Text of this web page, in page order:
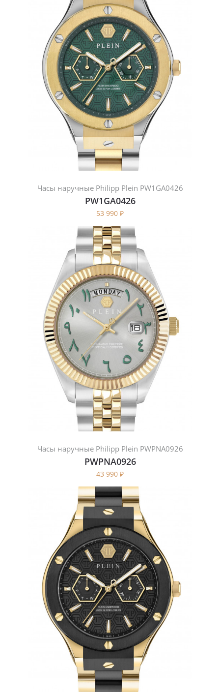
Часы наручные Philipp Plein PW1GA0426
PW1GA0426
53 990 ₽
Часы наручные Philipp Plein PWPNA0926
PWPNA0926
43 990 ₽